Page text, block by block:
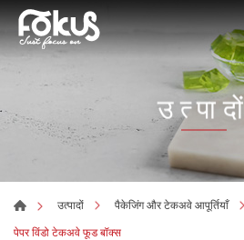
उत्पादों
उत्पादों पैकेजिंग और टेकअवे आपूर्तियाँ
पेपर विंडो टेकअवे फूड बॉक्स